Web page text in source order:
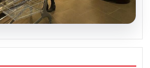
ne zaman
2026 TÜİK mart ayı